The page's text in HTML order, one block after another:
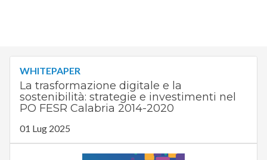
WHITEPAPER
La trasformazione digitale e la
sostenibilità: strategie e investimenti nel
PO FESR Calabria 2014-2020
01 Lug 2025